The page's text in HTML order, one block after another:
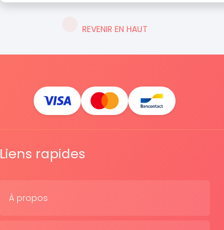
REVENIR EN HAUT
Liens rapides
À propos